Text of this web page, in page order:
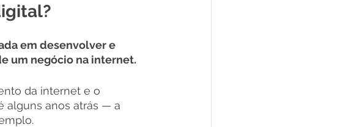
em desenvolver e
um negócio na internet.
da internet e o
alguns anos atrás — a